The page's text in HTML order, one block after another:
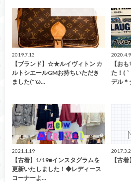
こんなの買取ました！
2019.7.13
【ブランド】☆★ルイヴィトン カ
ルトシエールGMお持ちいただき
ました(*'ω…
2020.4.9
【お
た！(
デル＊
2021.1.19
【古着】1/19■インスタグラムを
更新いたしました！◆レディース
コーナーよ…
【古